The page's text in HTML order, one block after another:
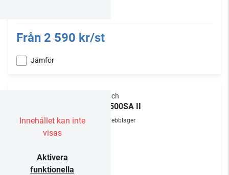
Från 2 590 kr/st
Jämför
Innehållet kan inte
visas
Aktivera
funktionella
Klipsch
RP-500SA II
Webblager